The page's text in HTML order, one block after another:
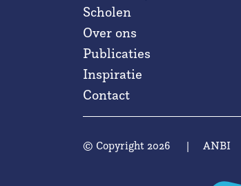
Scholen
Over ons
Publicaties
Inspiratie
Contact
© Copyright 2026 | ANBI